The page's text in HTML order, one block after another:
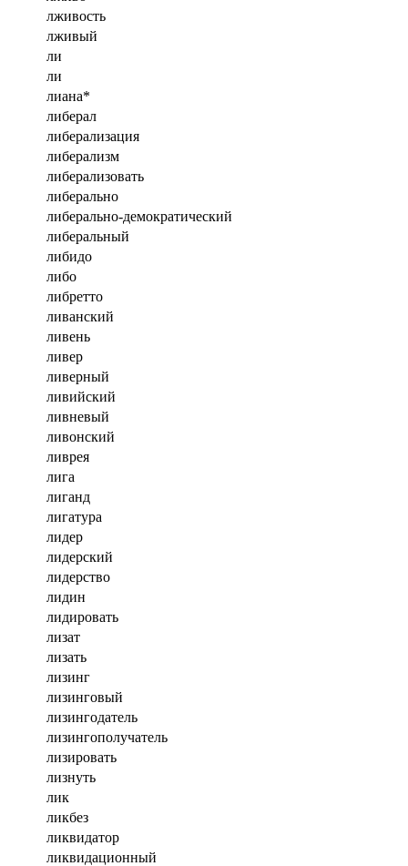
лживость
лживый
ли
ли
лиана*
либерал
либерализация
либерализм
либерализовать
либерально
либерально-демократический
либеральный
либидо
либо
либретто
ливанский
ливень
ливер
ливерный
ливийский
ливневый
ливонский
ливрея
лига
лиганд
лигатура
лидер
лидерский
лидерство
лидин
лидировать
лизат
лизать
лизинг
лизинговый
лизингодатель
лизингополучатель
лизировать
лизнуть
лик
ликбез
ликвидатор
ликвидационный